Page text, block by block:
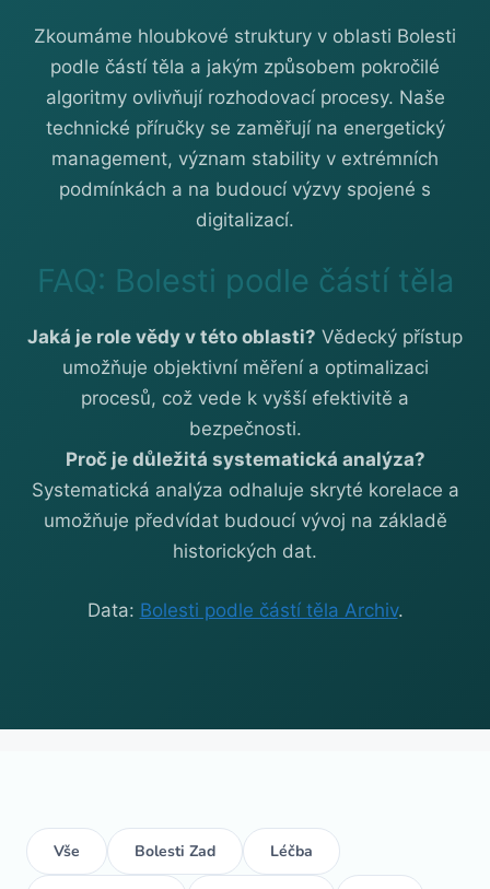
Zkoumáme hloubkové struktury v oblasti Bolesti
podle částí těla a jakým způsobem pokročilé
algoritmy ovlivňují rozhodovací procesy. Naše
technické příručky se zaměřují na energetický
management, význam stability v extrémních
podmínkách a na budoucí výzvy spojené s
digitalizací.
FAQ: Bolesti podle částí těla
Jaká je role vědy v této oblasti? Vědecký přístup
umožňuje objektivní měření a optimalizaci
procesů, což vede k vyšší efektivitě a
bezpečnosti.
Proč je důležitá systematická analýza?
Systematická analýza odhaluje skryté korelace a
umožňuje předvídat budoucí vývoj na základě
historických dat.
Data: Bolesti podle částí těla Archiv.
Vše Bolesti Zad Léčba